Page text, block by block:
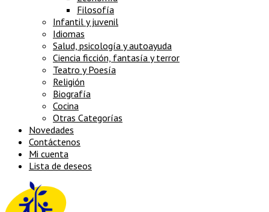
Filosofía
Infantil y juvenil
Idiomas
Salud, psicología y autoayuda
Ciencia ficción, fantasía y terror
Teatro y Poesía
Religión
Biografía
Cocina
Otras Categorías
Novedades
Contáctenos
Mi cuenta
Lista de deseos